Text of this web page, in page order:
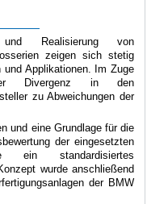
Realisierung von
zeigen sich stetig
und Applikationen. Im Zuge
Divergenz in den
zu Abweichungen der
und eine Grundlage für die
der eingesetzten
ein standardisiertes
wurde anschließend
der BMW